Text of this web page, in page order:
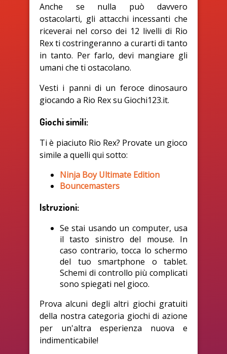
Anche se nulla può davvero
ostacolarti, gli attacchi incessanti che
riceverai nel corso dei 12 livelli di Rio
Rex ti costringeranno a curarti di tanto
in tanto. Per farlo, devi mangiare gli
umani che ti ostacolano.
Vesti i panni di un feroce dinosauro
giocando a Rio Rex su Giochi123.it.
Giochi simili:
Ti è piaciuto Rio Rex? Provate un gioco
simile a quelli qui sotto:
Ninja Boy Ultimate Edition
Bouncemasters
Istruzioni:
Se stai usando un computer, usa
il tasto sinistro del mouse. In
caso contrario, tocca lo schermo
del tuo smartphone o tablet.
Schemi di controllo più complicati
sono spiegati nel gioco.
Prova alcuni degli altri giochi gratuiti
della nostra categoria giochi di azione
per un'altra esperienza nuova e
indimenticabile!